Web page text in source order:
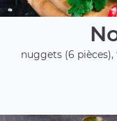
nuggets (6 pièces),